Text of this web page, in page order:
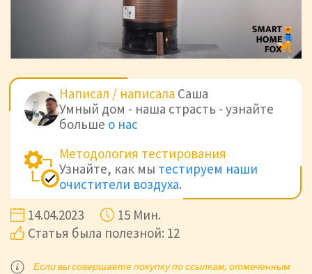
Написал / написала Саша
Умный дом - наша страсть - узнайте
больше о нас
Методология тестирования
Узнайте, как мы тестируем наши
очистители воздуха.
14.04.2023
15 Мин.
Статья была полезной: 12
Если вы совершаете покупку по ссылкам, отмеченным